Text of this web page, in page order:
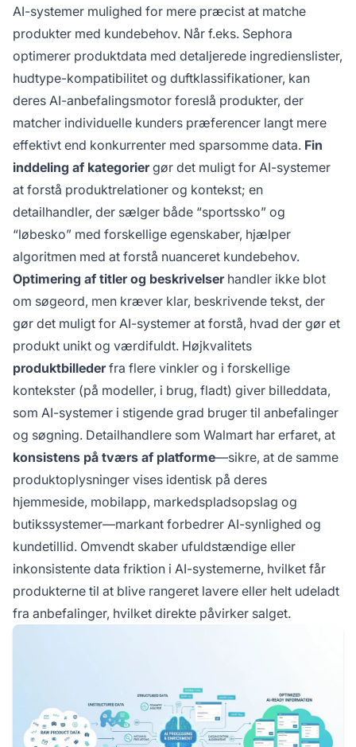
AI-systemer mulighed for mere præcist at matche
produkter med kundebehov. Når f.eks. Sephora
optimerer produktdata med detaljerede ingredienslister,
hudtype-kompatibilitet og duftklassifikationer, kan
deres AI-anbefalingsmotor foreslå produkter, der
matcher individuelle kunders præferencer langt mere
effektivt end konkurrenter med sparsomme data. Fin
inddeling af kategoriergør det muligt for AI-systemer
at forstå produktrelationer og kontekst; en
detailhandler, der sælger både “sportssko” og
“løbesko” med forskellige egenskaber, hjælper
algoritmen med at forstå nuanceret kundebehov.
Optimering af titler og beskrivelserhandler ikke blot
om søgeord, men kræver klar, beskrivende tekst, der
gør det muligt for AI-systemer at forstå, hvad der gør et
produkt unikt og værdifuldt. Højkvalitets
produktbillederfra flere vinkler og i forskellige
kontekster (på modeller, i brug, fladt) giver billeddata,
som AI-systemer i stigende grad bruger til anbefalinger
og søgning. Detailhandlere som Walmart har erfaret, at
konsistens på tværs af platforme—sikre, at de samme
produktoplysninger vises identisk på deres
hjemmeside, mobilapp, markedspladsopslag og
butikssystemer—markant forbedrer AI-synlighed og
kundetillid. Omvendt skaber ufuldstændige eller
inkonsistente data friktion i AI-systemerne, hvilket får
produkterne til at blive rangeret lavere eller helt udeladt
fra anbefalinger, hvilket direkte påvirker salget.